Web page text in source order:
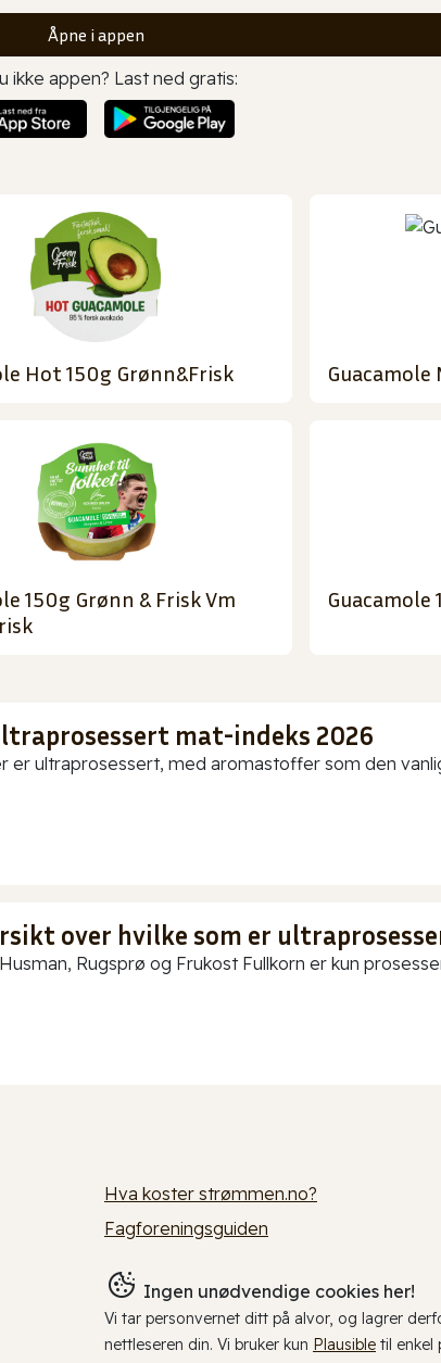
Åpne i appen
ikke appen? Last ned gratis:
Hot 150g Grønn&Frisk Guacamole
150g Grønn & Frisk Vm
Guacamole
mat-indeks 2026
er ultraprosessert, med aromastoffer som den
over hvilke som er
Rugsprø og Frukost Fullkorn er kun
Hva koster strømmen.no?
Fagforeningsguiden
Ingen unødvendige cookies her!
Vi tar personvernet ditt på alvor, og lagrer
nettleseren din. Vi bruker kun Plausible til enkel